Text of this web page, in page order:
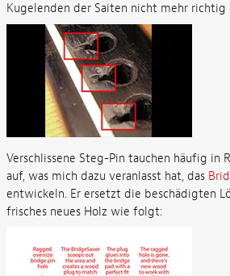
Kugelenden der Saiten nicht mehr richtig
Verschlissene Steg-Pin tauchen häufig in
auf, was mich dazu veranlasst hat, das
entwickeln. Er ersetzt die beschädigten
frisches neues Holz wie folgt: